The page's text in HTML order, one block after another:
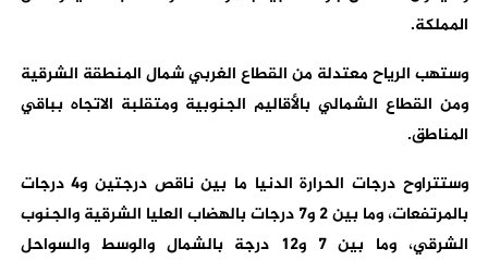
المملكة.
وستهب الرياح معتدلة من القطاع الغربي شمال المنطقة الشرقية
ومن القطاع الشمالي بالأقاليم الجنوبية ومتقلبة الاتجاه بباقي
المناطق.
وستتراوح درجات الحرارة الدنيا ما بين ناقص درجتين و4 درجات
بالمرتفعات، وما بين 2 و7 درجات بالهضاب العليا الشرقية والجنوب
الشرقي، وما بين 7 و12 درجة بالشمال والوسط والسواحل